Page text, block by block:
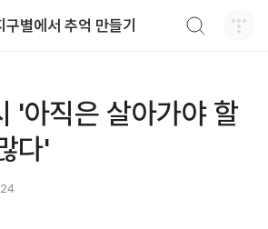
구별에서 추억 만들기
'아직은 살아가야 할
다'